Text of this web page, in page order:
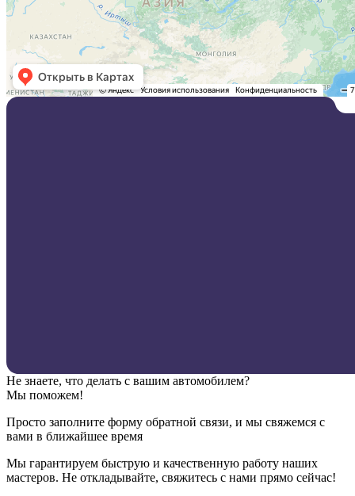
Не знаете, что делать с вашим автомобилем?
Мы поможем!
Просто заполните форму обратной связи, и мы свяжемся с
вами в ближайшее время
Мы гарантируем быструю и качественную работу наших
мастеров. Не откладывайте, свяжитесь с нами прямо сейчас!